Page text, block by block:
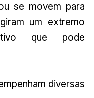
se movem para
um extremo
que pode
diversas